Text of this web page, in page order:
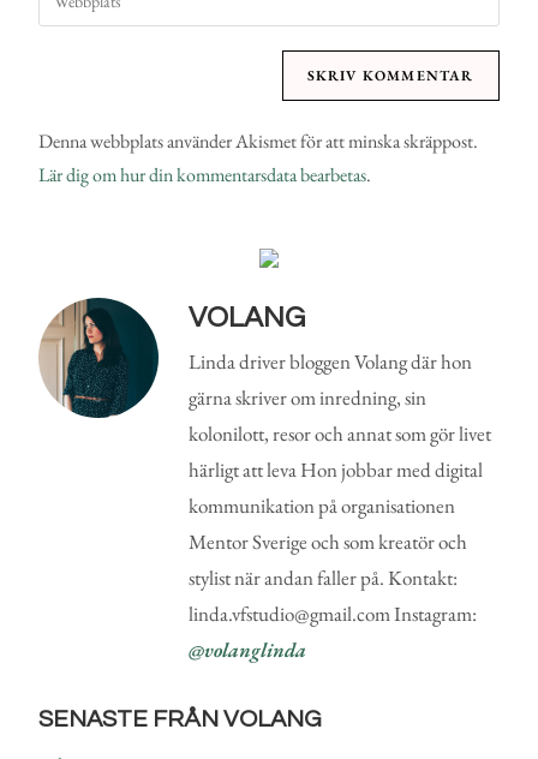
Denna webbplats använder Akismet för att minska skräppost.
Lär dig om hur din kommentarsdata bearbetas.
VOLANG
Linda driver bloggen Volang där hon
gärna skriver om inredning, sin
kolonilott, resor och annat som gör livet
härligt att leva Hon jobbar med digital
kommunikation på organisationen
Mentor Sverige och som kreatör och
stylist när andan faller på. Kontakt:
linda.vfstudio@gmail.com Instagram:
@volanglinda
SENASTE FRÅN VOLANG